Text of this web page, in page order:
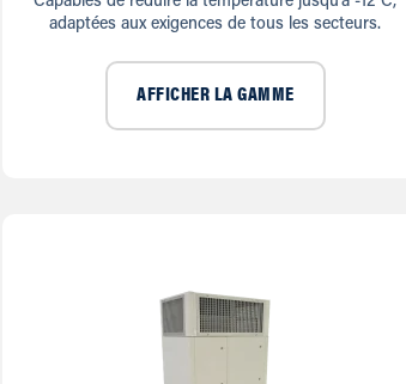
adaptées aux exigences de tous les secteurs.
AFFICHER LA GAMME